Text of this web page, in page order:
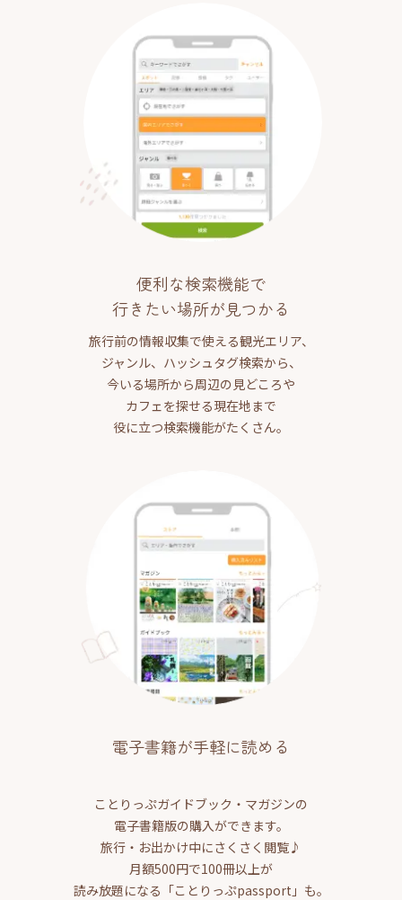
便利な検索機能で
行きたい場所が見つかる
旅行前の情報収集で使える観光エリア、
ジャンル、ハッシュタグ検索から、
今いる場所から周辺の見どころや
カフェを探せる現在地まで
役に立つ検索機能がたくさん。
電子書籍が手軽に読める
ことりっぷガイドブック・マガジンの
電子書籍版の購入ができます。
旅行・お出かけ中にさくさく閲覧♪
月額500円で100冊以上が
読み放題になる「ことりっぷpassport」も。